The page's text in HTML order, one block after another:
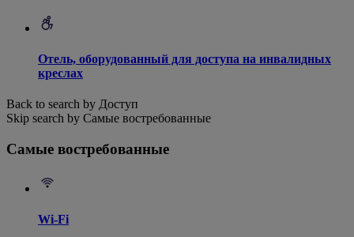
Отель, оборудованный для доступа на инвалидных
креслах
Back to search by Доступ
Skip search by Самые востребованные
Самые востребованные
Wi-Fi